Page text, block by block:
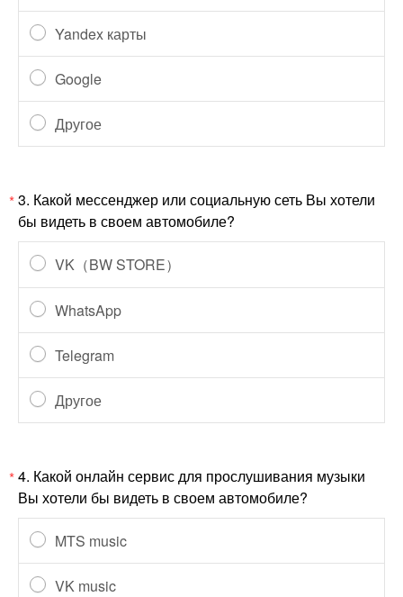
Yandex карты
Google
Другое
*3. Какой мессенджер или социальную сеть Вы хотели
бы видеть в своем автомобиле?
VK（BW STORE）
WhatsApp
Telegram
Другое
*4. Какой онлайн сервис для прослушивания музыки
Вы хотели бы видеть в своем автомобиле?
MTS music
VK music